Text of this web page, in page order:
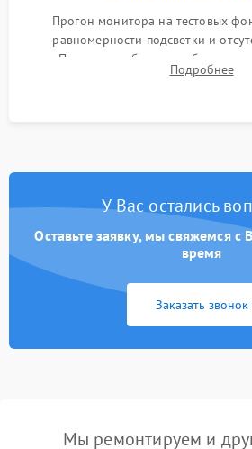
Прогон монитора на тестовых
равномерности подсветки и
Проверка работоспособности
DisplayPort, VGA) и кнопокПодробнее
У Вас остались
Оставьте заявку, мы свяжемся
время
Заказать звонок
Мы ремонтируем и